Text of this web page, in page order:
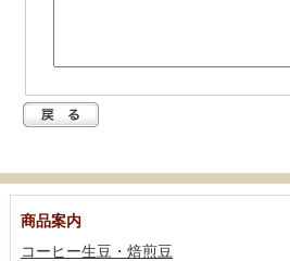
商品案内
コーヒー生豆・焙煎豆